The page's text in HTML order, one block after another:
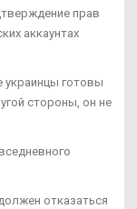
прав
аккаунтах
украинцы готовы
стороны, он не
отказаться